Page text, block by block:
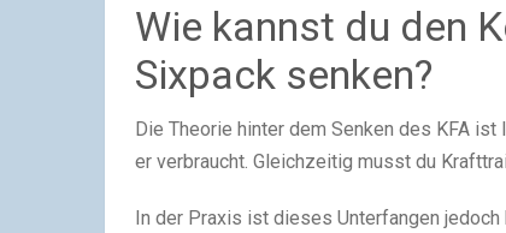
Wie kannst du den
Sixpack senken?
Die Theorie hinter dem Senken des KFA
er verbraucht. Gleichzeitig musst du
In der Praxis ist dieses Unterfangen jedoch